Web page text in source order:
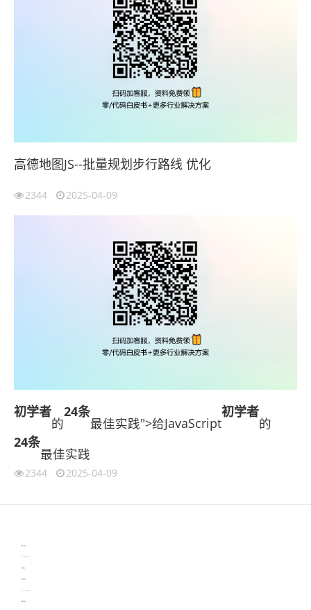
高德地图JS--批量规划步行路线 优化
2344 2025-04-09
初学者
的
24条
最佳实践">给JavaScript
初学者
的
24条
最佳实践
2344 2025-04-09